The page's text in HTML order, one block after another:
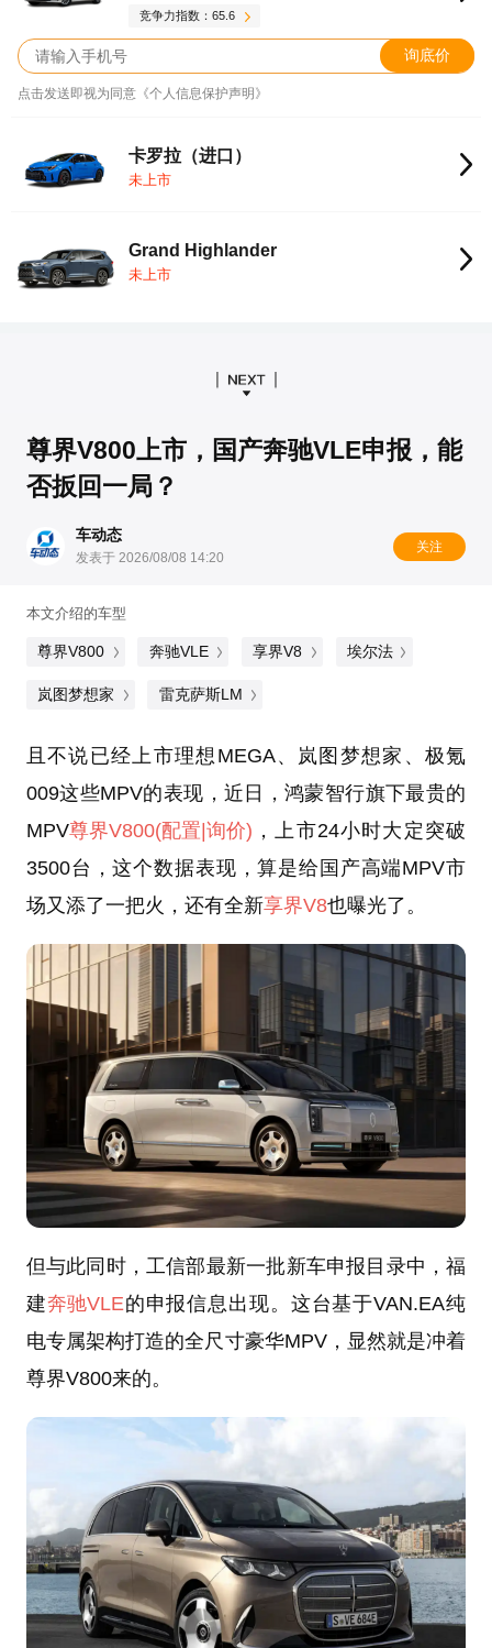
竞争力指数：65.6
询底价
点击发送即视为同意《个人信息保护声明》
卡罗拉（进口）
未上市
Grand Highlander
未上市
尊界V800上市，国产奔驰VLE申报，能
否扳回一局？
车动态
发表于 2026/08/08 14:20
关注
本文介绍的车型
尊界V800 奔驰VLE 享界V8 埃尔法
岚图梦想家 雷克萨斯LM
且不说已经上市理想MEGA、岚图梦想家、极氪
009这些MPV的表现，近日，鸿蒙智行旗下最贵的
MPV尊界V800(配置 |询价) ，上市24小时大定突破
3500台，这个数据表现，算是给国产高端MPV市
场又添了一把火，还有全新享界V8也曝光了。
但与此同时，工信部最新一批新车申报目录中，福
建奔驰VLE的申报信息出现。这台基于VAN.EA纯
电专属架构打造的全尺寸豪华MPV，显然就是冲着
尊界V800来的。